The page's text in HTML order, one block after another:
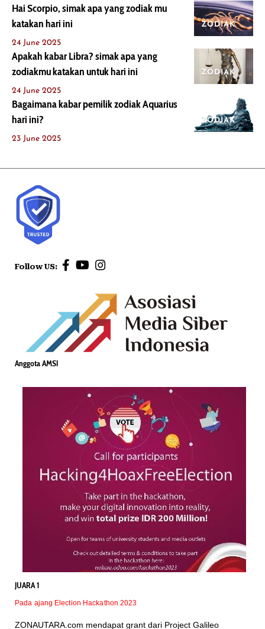
ZODIAK
Hai Scorpio, simak apa yang zodiak mu
katakan hari ini
24 June 2025
ZODIAK
Apakah kabar Libra? simak apa yang
zodiakmu katakan untuk hari ini
24 June 2025
ZODIAK
Bagaimana kabar pemilik zodiak Aquarius
hari ini?
23 June 2025
Follow US:
Anggota AMSI
JUARA 1
Pada ajang Election Hackathon 2023
ZONAUTARA.com mendapat grant dari Project Galileo